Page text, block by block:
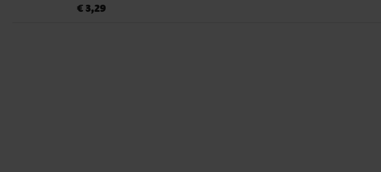
etuis. Vier van de buttons hebben een diameter van ca.
Prijs :€ 3,29
€ 3,29